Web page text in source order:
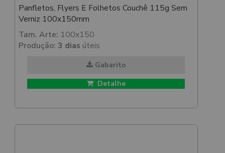
Panfletos, Flyers E Folhetos Couchê 115g Sem
Verniz 100x150mm
Tam. Arte: 100x150
Produção: 3 dias úteis
Gabarito
Detalhe